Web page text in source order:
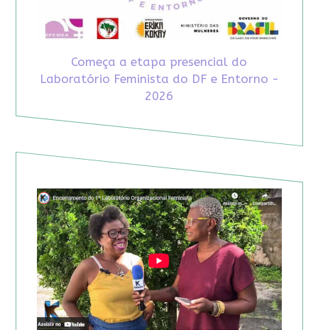
Começa a etapa presencial do
Laboratório Feminista do DF e Entorno -
2026